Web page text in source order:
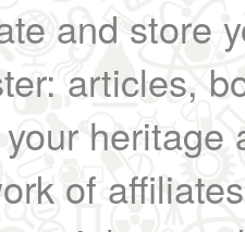
and store
articles,
heritage
of